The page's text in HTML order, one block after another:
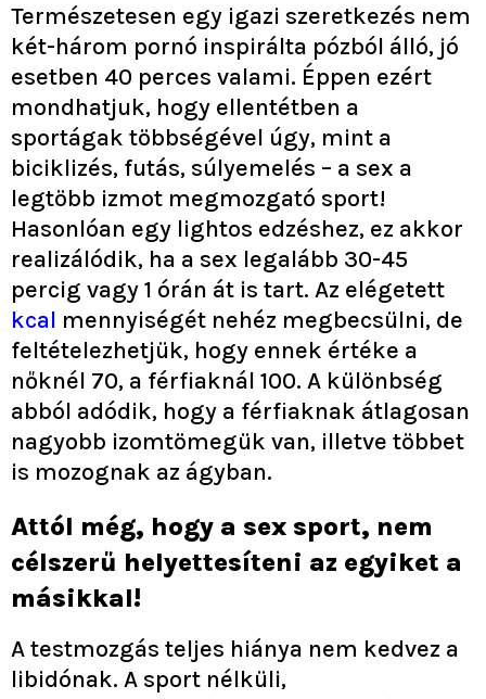
Természetesen egy igazi szeretkezés nem
két-három pornó inspirálta pózból álló, jó
esetben 40 perces valami. Éppen ezért
mondhatjuk, hogy ellentétben a
sportágak többségével úgy, mint a
biciklizés, futás, súlyemelés – a sex a
legtöbb izmot megmozgató sport!
Hasonlóan egy lightos edzéshez, ez akkor
realizálódik, ha a sex legalább 30-45
percig vagy 1 órán át is tart. Az elégetett
kcal mennyiségét nehéz megbecsülni, de
feltételezhetjük, hogy ennek értéke a
nőknél 70, a férfiaknál 100. A különbség
abból adódik, hogy a férfiaknak átlagosan
nagyobb izomtömegük van, illetve többet
is mozognak az ágyban.
Attól még, hogy a sex sport, nem
célszerű helyettesíteni az egyiket a
másikkal!
A testmozgás teljes hiánya nem kedvez a
libidónak. A sport nélküli,